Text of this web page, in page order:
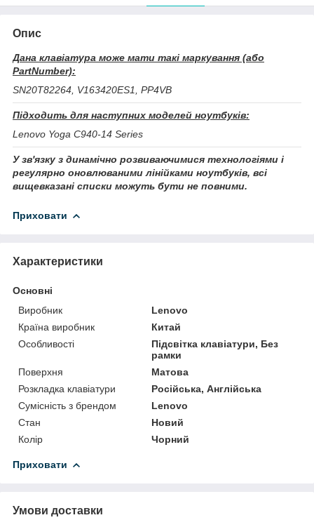
Опис
Дана клавіатура може мати такі маркування (або
PartNumber):
SN20T82264, V163420ES1, PP4VB
Підходить для наступних моделей ноутбуків:
Lenovo Yoga C940-14 Series
У зв'язку з динамічно розвиваючимися технологіями і
регулярно оновлюваними лінійками ноутбуків, всі
вищевказані списки можуть бути не повними.
Приховати
Характеристики
Основні
Виробник
Lenovo
Країна виробник
Китай
Особливості
Підсвітка клавіатури, Без
рамки
Поверхня
Матова
Розкладка клавіатури
Російська, Англійська
Сумісність з брендом
Lenovo
Стан
Новий
Колір
Чорний
Приховати
Умови доставки